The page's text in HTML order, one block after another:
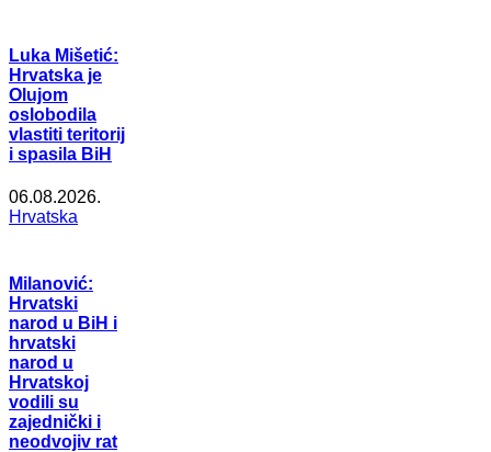
Luka Mišetić:
Hrvatska je
Olujom
oslobodila
vlastiti teritorij
i spasila BiH
06.08.2026.
Hrvatska
Milanović:
Hrvatski
narod u BiH i
hrvatski
narod u
Hrvatskoj
vodili su
zajednički i
neodvojiv rat